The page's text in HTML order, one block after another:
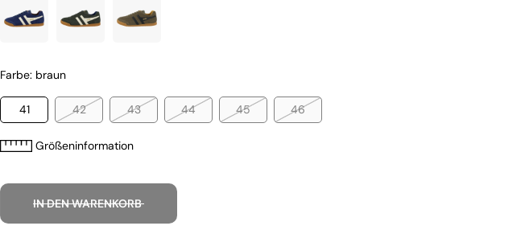
Farbe: braun
41 42 43 44 45 46
Größeninformation
IN DEN WARENKORB